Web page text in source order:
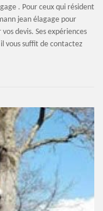
. Pour ceux qui résident
jean élagage pour
devis. Ses expériences
vous suffit de contactez